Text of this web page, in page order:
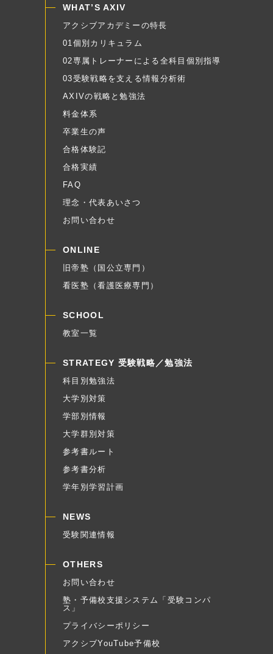
WHAT’S AXIV
アクシブアカデミーの特長
01個別カリキュラム
02専属トレーナーによる全科目個別指導
03受験戦略を支える情報分析術
AXIVの戦略と勉強法
料金体系
卒業生の声
合格体験記
合格実績
FAQ
理念・代表あいさつ
お問い合わせ
ONLINE
旧帝塾（国公立専門）
看医塾（看護医療専門）
SCHOOL
教室一覧
STRATEGY 受験戦略／勉強法
科目別勉強法
大学別対策
学部別情報
大学群別対策
参考書ルート
参考書分析
学年別学習計画
NEWS
受験関連情報
OTHERS
お問い合わせ
塾・予備校支援システム「受験コンパ
ス」
プライバシーポリシー
アクシブYouTube予備校